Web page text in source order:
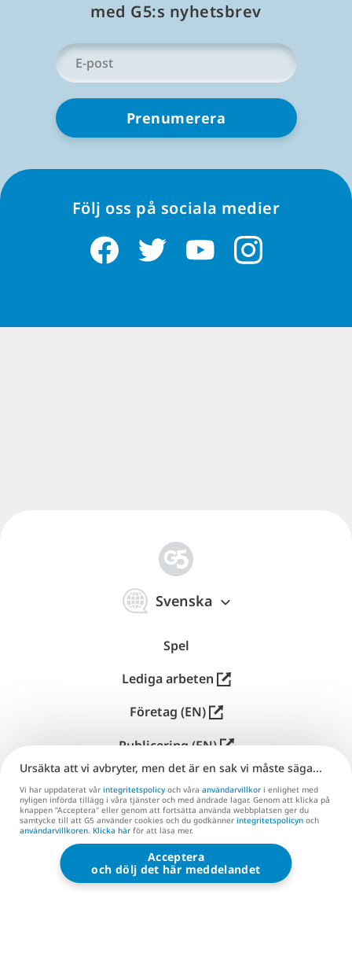
Kortspel för iPhone
Kortspel för Google Play
med G5:s nyhetsbrev
Din
post
Följ oss på sociala medier
Svenska
体
中
Spel
Lediga arbeten
Företag (EN)
Publicering (EN)
Kundtjänst
Kontakta oss (EN)
G5 ENTERTAINMENT ®
© 2026 G5 Entertainment AB
Ursäkta att vi avbryter, men det är en sak vi måste säga...
Vi har uppdaterat vår integritetspolicy och våra användarvillkor i enlighet med
nyligen införda tillägg i våra tjänster och med ändrade lagar. Genom att klicka på
knappen ”Acceptera" eller genom att fortsätta använda webbplatsen ger du
samtycke till att G5 använder cookies och du godkänner integritetspolicyn och
användarvillkoren. Klicka här för att läsa mer.
Acceptera
och dölj det här meddelandet